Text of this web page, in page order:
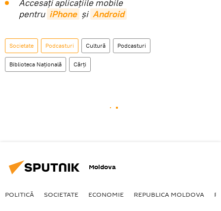
Accesaţi aplicaţiile mobile
pentru iPhone și Android
Societate Podcasturi Cultură Podcasturi
Biblioteca Națională Cărți
Moldova
POLITICĂ SOCIETATE ECONOMIE REPUBLICA MOLDOVA